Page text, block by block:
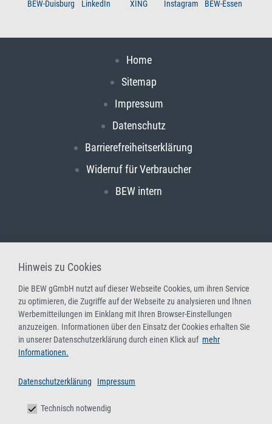
BEW-Duisburg LinkedIn XING Instagram BEW-Essen
Home
Sitemap
Impressum
Datenschutz
Barrierefreiheitserklärung
Widerruf für Verbraucher
BEW intern
Hinweis zu Cookies
Die BEW gGmbH nutzt auf dieser Webseite Cookies, um ihren Service
zu optimieren, die Zugriffe auf der Webseite zu analysieren und Ihnen
Werbemitteilungen im Einklang mit Ihren Browser-Einstellungen
anzuzeigen. Informationen über den Einsatz der Cookies erhalten Sie
in unserer Datenschutzerklärung durch einen Klick auf mehr
Informationen.
Datenschutzerklärung Impressum
Technisch notwendig